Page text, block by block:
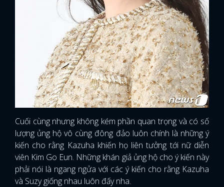
Cuối cùng nhưng không kém phần quan trọng và có số
lượng ủng hộ vô cùng đông đảo luôn chính là những ý
kiến cho rằng Kazuha khiến họ liên tưởng tới nữ diễn
viên Kim Go Eun. Những khán giả ủng hộ cho ý kiến này
phải nói là ngang ngửa với các ý kiến cho rằng Kazuha
và Suzy giống nhau luôn đấy nha.